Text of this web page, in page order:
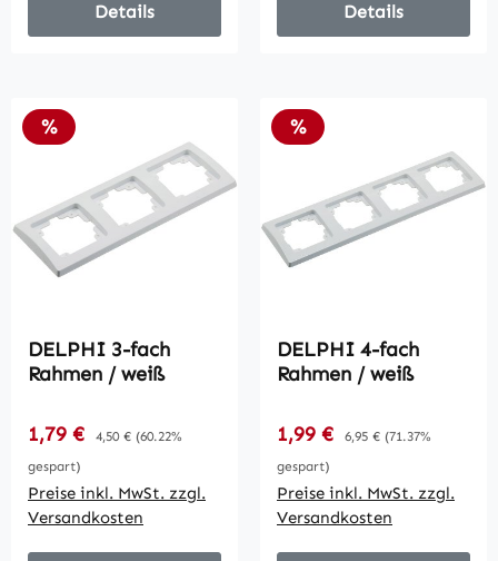
Details Details
Rabatt
%
DELPHI 3-fach
Rahmen / weiß
Verkaufspreis:
1,79 € Regulärer Preis:
4,50 € (60.22%
gespart)
Preise inkl. MwSt. zzgl.
Versandkosten
Rabatt
%
DELPHI 4-fach
Rahmen / weiß
Verkaufspreis:
1,99 € Regulärer Preis:
6,95 € (71.37%
gespart)
Preise inkl. MwSt. zzgl.
Versandkosten